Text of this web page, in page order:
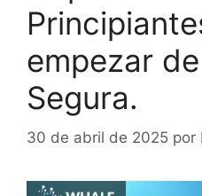
empezar
Segura.
30 de abril de 2025 por